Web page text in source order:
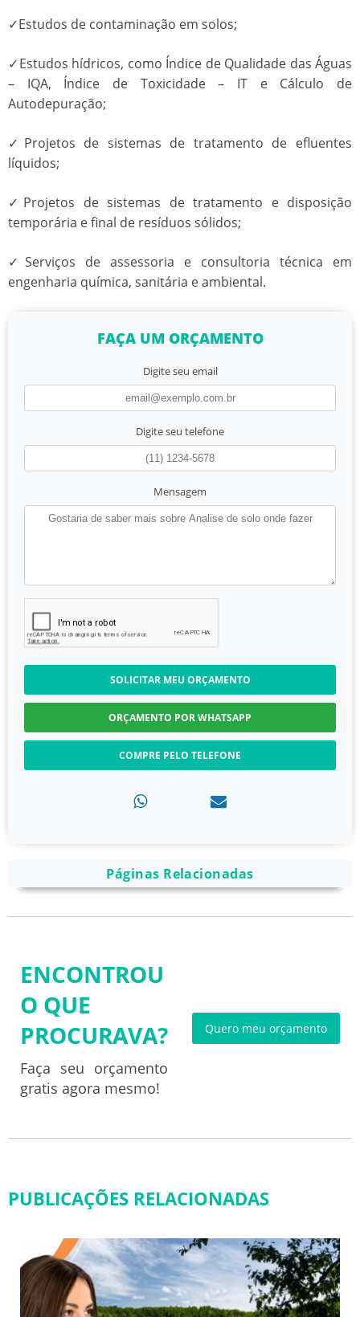
✓Estudos de contaminação em solos;
✓Estudos hídricos, como Índice de Qualidade das Águas
– IQA, Índice de Toxicidade – IT e Cálculo de
Autodepuração;
✓Projetos de sistemas de tratamento de efluentes
líquidos;
✓Projetos de sistemas de tratamento e disposição
temporária e final de resíduos sólidos;
✓Serviços de assessoria e consultoria técnica em
engenharia química, sanitária e ambiental.
FAÇA UM ORÇAMENTO
Digite seu email
Digite seu telefone
Mensagem
SOLICITAR MEU ORÇAMENTO
ORÇAMENTO POR WHATSAPP
COMPRE PELO TELEFONE
Páginas Relacionadas
ENCONTROU
O QUE
PROCURAVA?
Faça seu orçamento
gratis agora mesmo!
Quero meu orçamento
PUBLICAÇÕES RELACIONADAS